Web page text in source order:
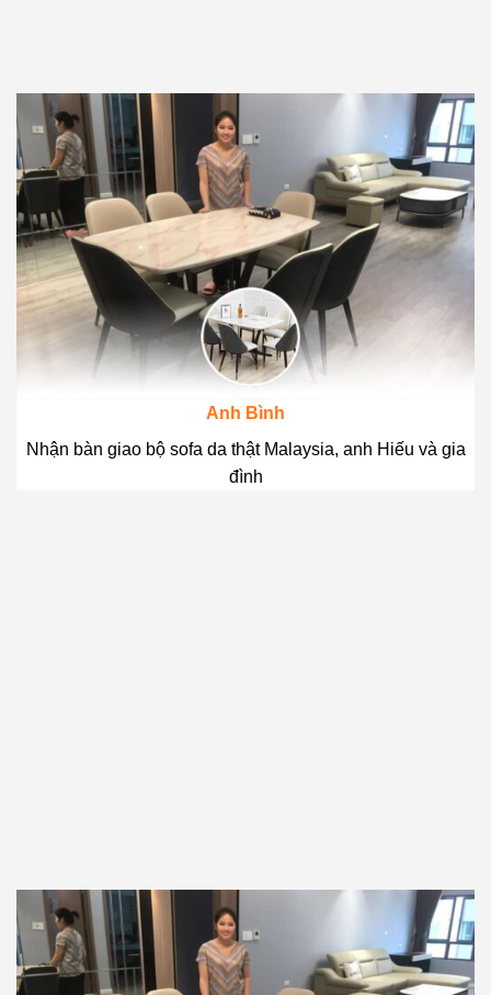
Anh Bình
Nhận bàn giao bộ sofa da thật Malaysia, anh Hiếu và gia
đình